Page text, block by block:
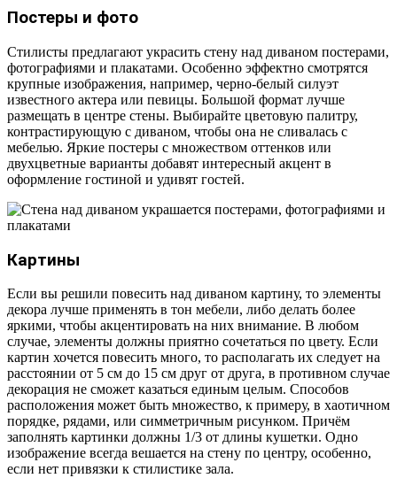
Постеры и фото
Стилисты предлагают украсить стену над диваном постерами,
фотографиями и плакатами. Особенно эффектно смотрятся
крупные изображения, например, черно-белый силуэт
известного актера или певицы. Большой формат лучше
размещать в центре стены. Выбирайте цветовую палитру,
контрастирующую с диваном, чтобы она не сливалась с
мебелью. Яркие постеры с множеством оттенков или
двухцветные варианты добавят интересный акцент в
оформление гостиной и удивят гостей.
Картины
Если вы решили повесить над диваном картину, то элементы
декора лучше применять в тон мебели, либо делать более
яркими, чтобы акцентировать на них внимание. В любом
случае, элементы должны приятно сочетаться по цвету. Если
картин хочется повесить много, то располагать их следует на
расстоянии от 5 см до 15 см друг от друга, в противном случае
декорация не сможет казаться единым целым. Способов
расположения может быть множество, к примеру, в хаотичном
порядке, рядами, или симметричным рисунком. Причём
заполнять картинки должны 1/3 от длины кушетки. Одно
изображение всегда вешается на стену по центру, особенно,
если нет привязки к стилистике зала.